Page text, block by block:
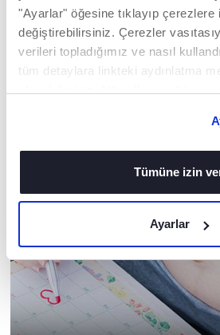
"Ayarlar" öğesine tıklayıp çerezlere
değiştirebilirsiniz. Çerezler
verileri topladığımız ve nasıl
tüm detaylara linkteki aydınlatma
Tümüne izin
Ayarlar